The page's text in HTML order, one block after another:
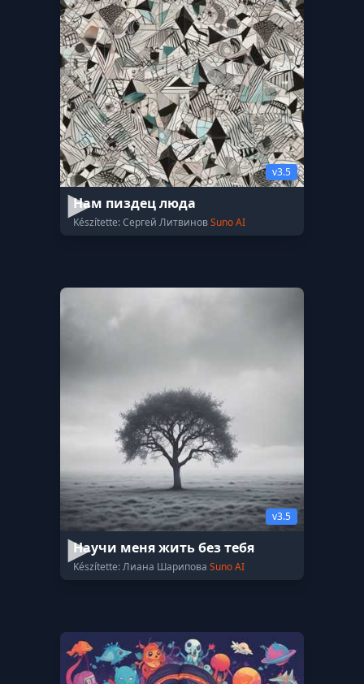
v3.5
Нам пиздец люда
Készítette: Сергей ЛитвиновSuno AI
v3.5
Научи меня жить без тебя
Készítette: Лиана Шарипова Suno AI